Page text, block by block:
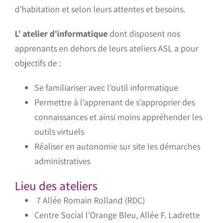
d’habitation et selon leurs attentes et besoins.
L’ atelier d’informatique dont disposent nos
apprenants en dehors de leurs ateliers ASL a pour
objectifs de :
Se familiariser avec l’outil informatique
Permettre à l’apprenant de s’approprier des
connaissances et ainsi moins appréhender les
outils virtuels
Réaliser en autonomie sur site les démarches
administratives
Lieu des ateliers
7 Allée Romain Rolland (RDC)
Centre Social l’Orange Bleu, Allée F. Ladrette